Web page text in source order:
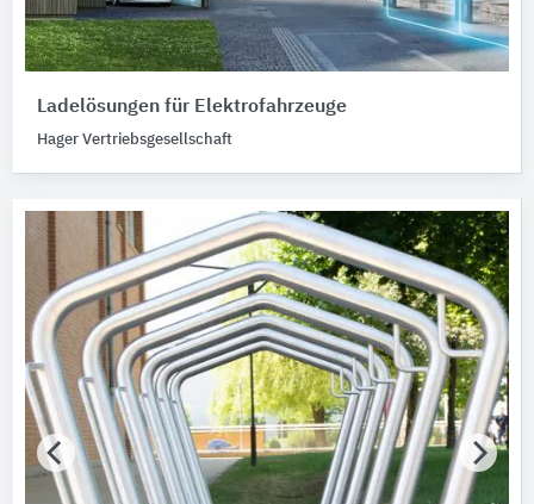
Ladelösungen für Elektrofahrzeuge
Hager Vertriebsgesellschaft